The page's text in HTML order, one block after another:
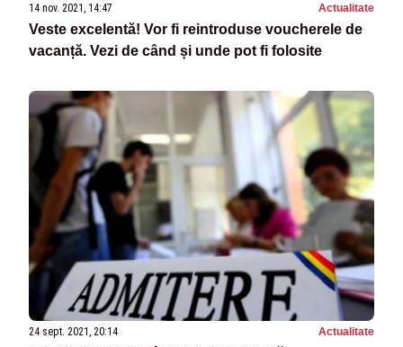
14 nov. 2021, 14:47 Actualitate
Veste excelentă! Vor fi reintroduse voucherele de
vacanță. Vezi de când și unde pot fi folosite
24 sept. 2021, 20:14 Actualitate